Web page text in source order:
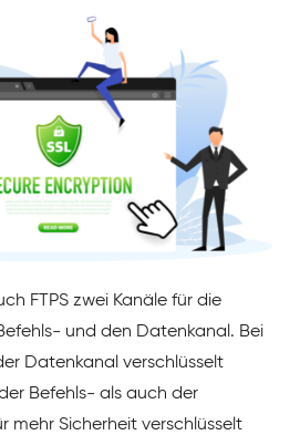
FTPS zwei Kanäle für die
und den Datenkanal. Bei
Datenkanal verschlüsselt
Befehls- als auch der
mehr Sicherheit verschlüsselt